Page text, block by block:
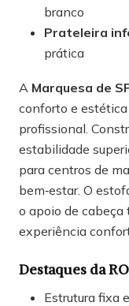
branco
Prateleira
prática
A Marquesa de
conforto e
profissional.
estabilidade
para centros de
bem‑estar. O
o apoio de
experiência
Destaques da
Estrutura fixa